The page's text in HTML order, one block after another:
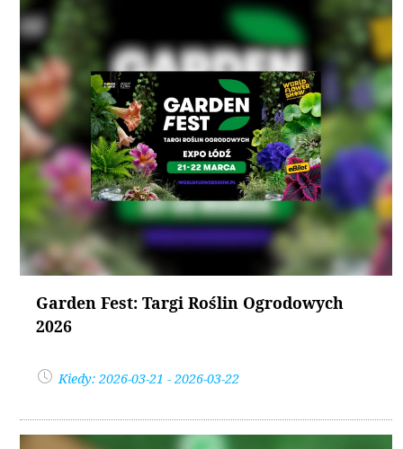
Garden Fest: Targi Roślin Ogrodowych
2026
Kiedy: 2026-03-21 - 2026-03-22